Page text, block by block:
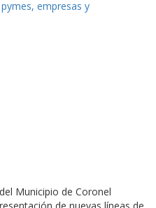
Municipio de Coronel
de nuevas líneas de